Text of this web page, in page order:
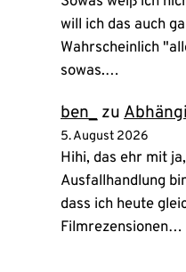
will ich das auch
Wahrscheinlich
sowas.…
ben_zu
5. August 2026
Hihi, das ehr mit
Ausfallhandlung
dass ich heute
Filmrezensionen…